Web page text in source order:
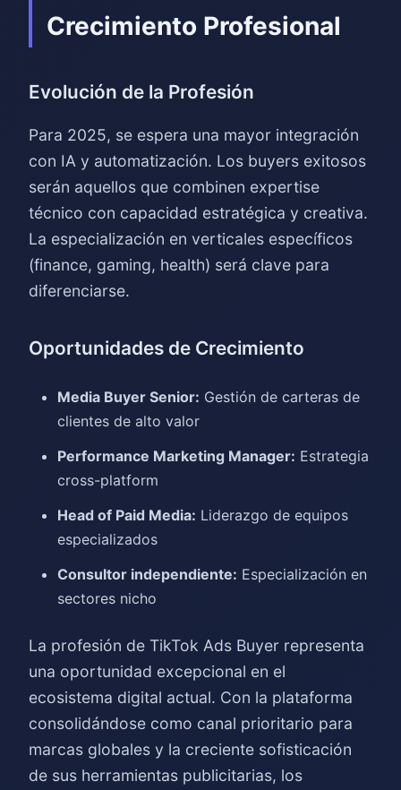
Crecimiento Profesional
Evolución de la Profesión
Para 2025, se espera una mayor integración
con IA y automatización. Los buyers exitosos
serán aquellos que combinen expertise
técnico con capacidad estratégica y creativa.
La especialización en verticales específicos
(finance, gaming, health) será clave para
diferenciarse.
Oportunidades de Crecimiento
Media Buyer Senior: Gestión de carteras de
clientes de alto valor
Performance Marketing Manager: Estrategia
cross-platform
Head of Paid Media: Liderazgo de equipos
especializados
Consultor independiente: Especialización en
sectores nicho
La profesión de TikTok Ads Buyer representa
una oportunidad excepcional en el
ecosistema digital actual. Con la plataforma
consolidándose como canal prioritario para
marcas globales y la creciente sofisticación
de sus herramientas publicitarias, los